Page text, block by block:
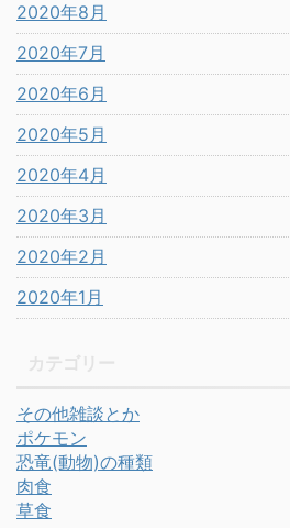
2020年8月
2020年7月
2020年6月
2020年5月
2020年4月
2020年3月
2020年2月
2020年1月
その他雑談とか
ポケモン
恐竜(動物)の種類
肉食
草食